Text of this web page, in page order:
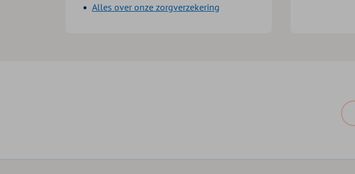
Alles over onze zorgverzekering